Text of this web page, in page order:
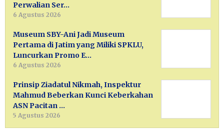
Perwalian Ser…
6 Agustus 2026
Museum SBY-Ani Jadi Museum
Pertama di Jatim yang Miliki SPKLU,
Luncurkan Promo E…
6 Agustus 2026
Prinsip Ziadatul Nikmah, Inspektur
Mahmud Beberkan Kunci Keberkahan
ASN Pacitan …
5 Agustus 2026